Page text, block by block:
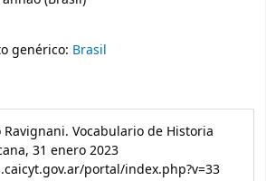
genérico: Brasil
Vocabulario de Historia
31 enero 2023
portal/index.php?v=33